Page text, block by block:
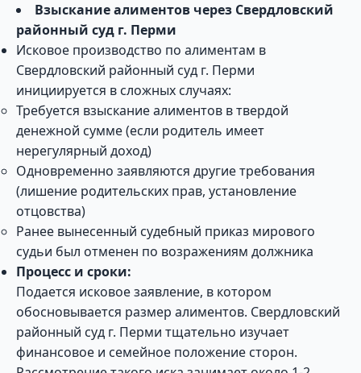
Взыскание алиментов через Свердловский
районный суд г. Перми
Исковое производство по алиментам в
Свердловский районный суд г. Перми
инициируется в сложных случаях:
Требуется взыскание алиментов в твердой
денежной сумме (если родитель имеет
нерегулярный доход)
Одновременно заявляются другие требования
(лишение родительских прав, установление
отцовства)
Ранее вынесенный судебный приказ мирового
судьи был отменен по возражениям должника
Процесс и сроки:
Подается исковое заявление, в котором
обосновывается размер алиментов. Свердловский
районный суд г. Перми тщательно изучает
финансовое и семейное положение сторон.